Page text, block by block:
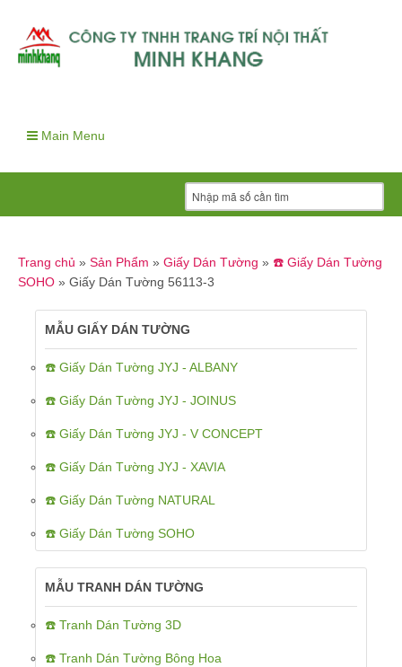
Main Menu
Trang chủ » Sản Phẩm » Giấy Dán Tường » ☎️ Giấy Dán Tường
SOHO » Giấy Dán Tường 56113-3
MẪU GIẤY DÁN TƯỜNG
☎️ Giấy Dán Tường JYJ - ALBANY
☎️ Giấy Dán Tường JYJ - JOINUS
☎️ Giấy Dán Tường JYJ - V CONCEPT
☎️ Giấy Dán Tường JYJ - XAVIA
☎️ Giấy Dán Tường NATURAL
☎️ Giấy Dán Tường SOHO
MẪU TRANH DÁN TƯỜNG
☎️ Tranh Dán Tường 3D
☎️ Tranh Dán Tường Bông Hoa